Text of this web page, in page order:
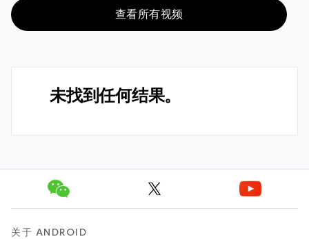
查看所有视频
未找到任何结果。
关于 ANDROID